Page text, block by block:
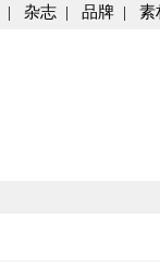
| 杂志 | 品牌 | 素